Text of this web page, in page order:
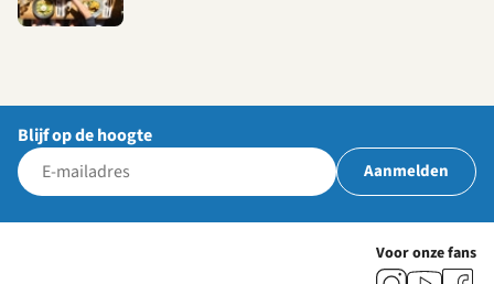
Blijf op de hoogte
Aanmelden
Voor onze fans